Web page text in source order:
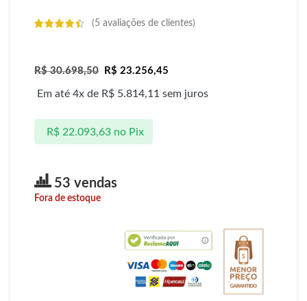
(5 avaliações de clientes)
R$30.698,50 R$ 23.256,45
Em até 4x de R$ 5.814,11 sem juros
R$22.093,63 no Pix
53 vendas
Fora de estoque